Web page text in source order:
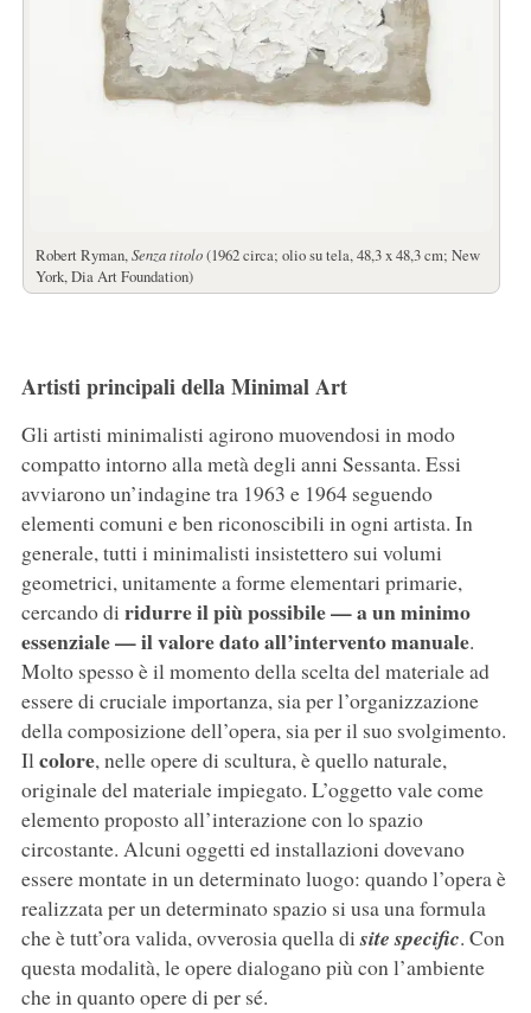
Robert Ryman,Senza titolo(1962 circa; olio su tela, 48,3 x 48,3 cm; New
York, Dia Art Foundation)
Artisti principali della Minimal Art
Gli artisti minimalisti agirono muovendosi in modo
compatto intorno alla metà degli anni Sessanta. Essi
avviarono un’indagine tra 1963 e 1964 seguendo
elementi comuni e ben riconoscibili in ogni artista. In
generale, tutti i minimalisti insistettero sui volumi
geometrici, unitamente a forme elementari primarie,
cercando di ridurre il più possibile — a un minimo
essenziale — il valore dato all’intervento manuale.
Molto spesso è il momento della scelta del materiale ad
essere di cruciale importanza, sia per l’organizzazione
della composizione dell’opera, sia per il suo svolgimento.
Ilcolore, nelle opere di scultura, è quello naturale,
originale del materiale impiegato. L’oggetto vale come
elemento proposto all’interazione con lo spazio
circostante. Alcuni oggetti ed installazioni dovevano
essere montate in un determinato luogo: quando l’opera è
realizzata per un determinato spazio si usa una formula
che è tutt’ora valida, ovverosia quella disite specific. Con
questa modalità, le opere dialogano più con l’ambiente
che in quanto opere di per sé.